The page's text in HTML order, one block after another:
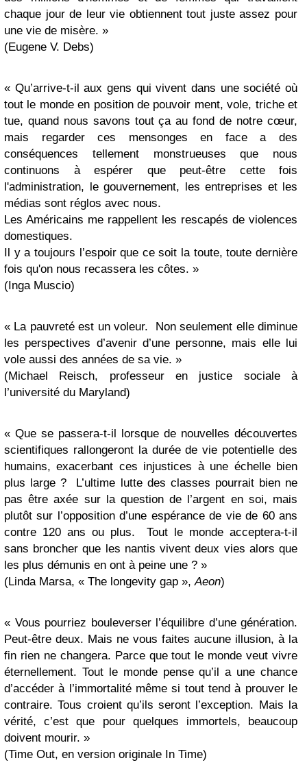
chaque jour de leur vie obtiennent tout juste assez pour
une vie de misère. »
(Eugene V. Debs)
« Qu’arrive-t-il aux gens qui vivent dans une société où
tout le monde en position de pouvoir ment, vole, triche et
tue, quand nous savons tout ça au fond de notre cœur,
mais regarder ces mensonges en face a des
conséquences tellement monstrueuses que nous
continuons à espérer que peut-être cette fois
l'administration, le gouvernement, les entreprises et les
médias sont réglos avec nous.
Les Américains me rappellent les rescapés de violences
domestiques.
Il y a toujours l’espoir que ce soit la toute, toute dernière
fois qu'on nous recassera les côtes. »
(Inga Muscio)
« La pauvreté est un voleur. Non seulement elle diminue
les perspectives d’avenir d’une personne, mais elle lui
vole aussi des années de sa vie. »
(Michael Reisch, professeur en justice sociale à
l’université du Maryland)
« Que se passera-t-il lorsque de nouvelles découvertes
scientifiques rallongeront la durée de vie potentielle des
humains, exacerbant ces injustices à une échelle bien
plus large ? L’ultime lutte des classes pourrait bien ne
pas être axée sur la question de l’argent en soi, mais
plutôt sur l’opposition d’une espérance de vie de 60 ans
contre 120 ans ou plus. Tout le monde acceptera-t-il
sans broncher que les nantis vivent deux vies alors que
les plus démunis en ont à peine une ? »
(Linda Marsa, « The longevity gap », Aeon)
« Vous pourriez bouleverser l’équilibre d’une génération.
Peut-être deux. Mais ne vous faites aucune illusion, à la
fin rien ne changera. Parce que tout le monde veut vivre
éternellement. Tout le monde pense qu’il a une chance
d’accéder à l’immortalité même si tout tend à prouver le
contraire. Tous croient qu’ils seront l’exception. Mais la
vérité, c’est que pour quelques immortels, beaucoup
doivent mourir. »
(Time Out, en version originale In Time)